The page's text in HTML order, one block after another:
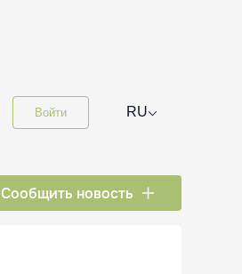
Войти RU⌵
Сообщить новость